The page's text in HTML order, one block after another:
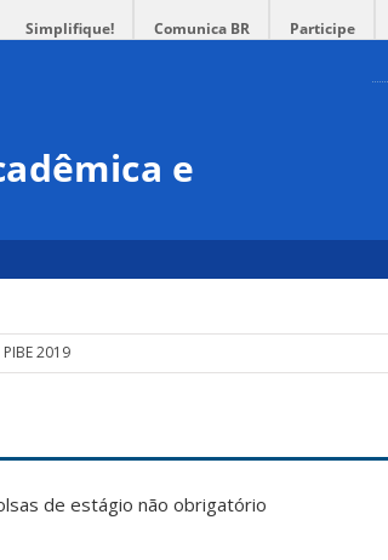
Simplifique! Comunica BR Participe
e
PIBE 2019
de estágio não obrigatório